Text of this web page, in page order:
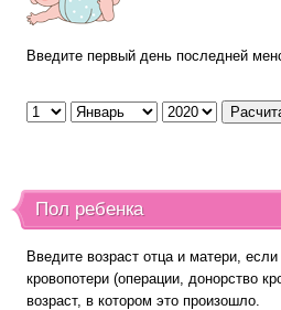
Введите первый день последней
Пол ребенка
Введите возраст отца и матери,
кровопотери (операции, донорство
возраст, в котором это произошло.